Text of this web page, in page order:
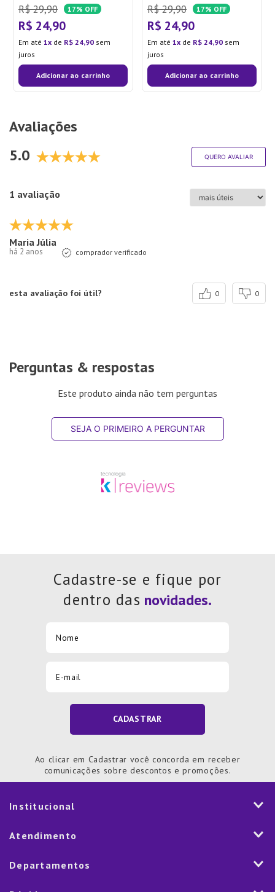
Xícara de Chá com Pires
200mL Bem Te Vi - Oxford
Porcelanas
R$ 29,90 17% OFF
R$ 24,90
Em até 1 de R$ 24,90 sem
juros
Adicionar ao carrinho
R$ 29,90 17% OFF
R$ 24,90
Em até 1 de R$ 24,90 sem
juros
Adicionar ao carrinho
Avaliações
5.0
QUERO AVALIAR
1 avaliação
Maria Júlia
há 2 anos comprador verificado
esta avaliação foi útil? 0 0
Perguntas & respostas
Este produto ainda não tem perguntas
SEJA O PRIMEIRO A PERGUNTAR
Cadastre-se e fique por
dentro das
CADASTRAR
Ao clicar em Cadastrar você concorda em receber
comunicações sobre descontos e promoções.
Institucional
História
Nossas Lojas
Atendimento
Departamentos
Mesa